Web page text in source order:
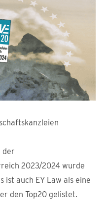
der
2023/2024 wurde
auch EY Law als eine
den Top20 gelistet.